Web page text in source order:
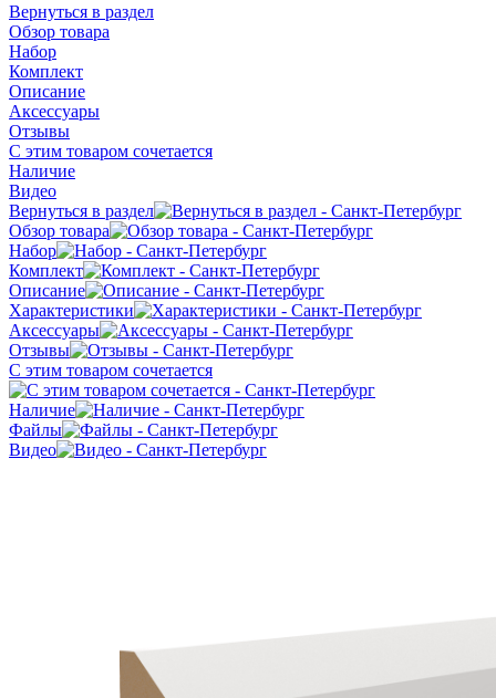
Вернуться в раздел
Обзор товара
Набор
Комплект
Описание
Аксессуары
Отзывы
С этим товаром сочетается
Наличие
Видео
Вернуться в раздел
Обзор товара
Набор
Комплект
Описание
Характеристики
Аксессуары
Отзывы
С этим товаром сочетается
Наличие
Файлы
Видео